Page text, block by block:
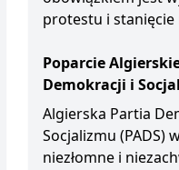
protestu i
Poparcie
Demokracji i
Algierska Partia
Socjalizmu (PADS)
niezłomne i